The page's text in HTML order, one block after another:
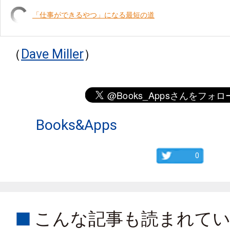
「仕事ができるやつ」になる最短の道
（ Dave Miller）
Books&Apps
0
こんな記事も読まれて